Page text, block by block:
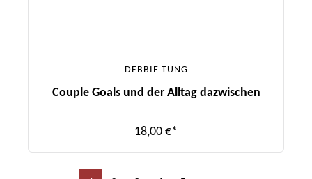
DEBBIE TUNG
Couple Goals und der Alltag dazwischen
18,00 €*